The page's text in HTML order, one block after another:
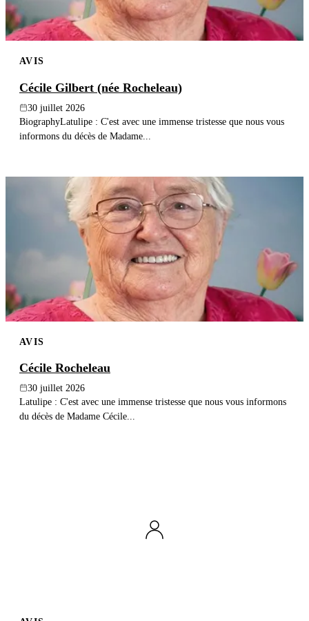
AVIS
Cécile Gilbert (née Rocheleau)
30 juillet 2026
BiographyLatulipe : C'est avec une immense tristesse que nous vous
informons du décès de Madame...
AVIS
Cécile Rocheleau
30 juillet 2026
Latulipe : C'est avec une immense tristesse que nous vous informons
du décès de Madame Cécile...